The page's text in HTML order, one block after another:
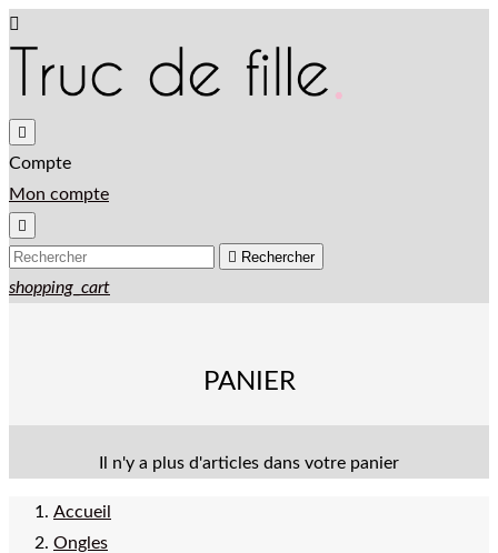

Compte
Mon compte

 Rechercher
shopping_cart
PANIER
Il n'y a plus d'articles dans votre panier
Accueil
Ongles